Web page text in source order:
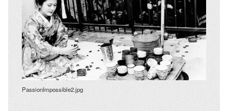
PassionImpossible2.jpg